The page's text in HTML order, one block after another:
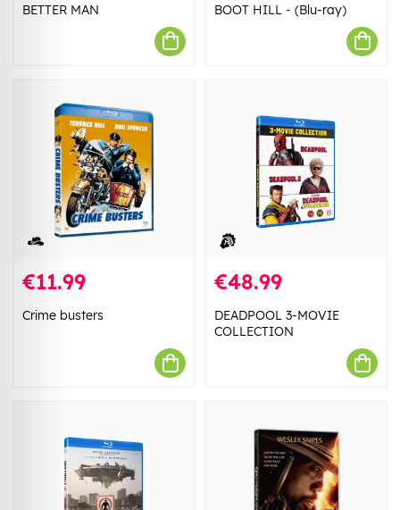
BETTER MAN BOOT HILL - (Blu-ray)
€11.99
Crime busters
€48.99
DEADPOOL 3-MOVIE
COLLECTION